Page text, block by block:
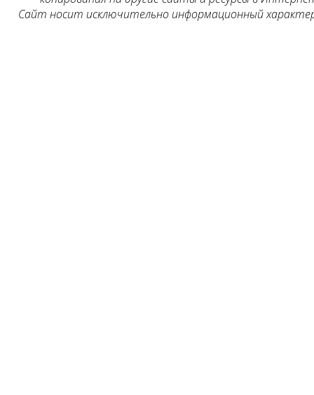
Сайт носит исключительно информационный